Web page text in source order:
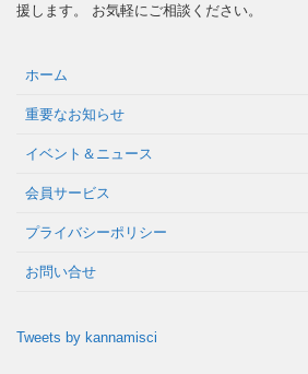
援します。 お気軽にご相談ください。
ホーム
重要なお知らせ
イベント＆ニュース
会員サービス
プライバシーポリシー
お問い合せ
Tweets by kannamisci